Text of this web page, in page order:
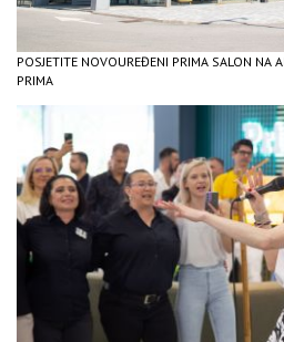
POSJETITE NOVOUREĐENI PRIMA SALON NA
PRIMA